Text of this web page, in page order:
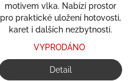
motivem vlka. Nabízí prostor
pro praktické uložení hotovosti,
karet i dalších nezbytností.
VYPRODÁNO
Detail